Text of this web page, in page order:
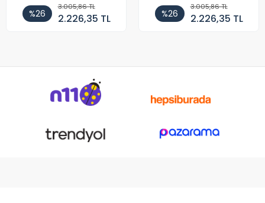
%26
3.005,86 TL
2.226,35 TL %26
3.005,86 TL
2.226,35 TL